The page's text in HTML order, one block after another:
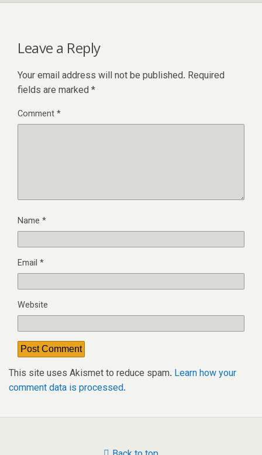
Leave a Reply
Your email address will not be published. Required
fields are marked *
Comment*
Name *
Email *
Website
This site uses Akismet to reduce spam. Learn how your
comment data is processed.